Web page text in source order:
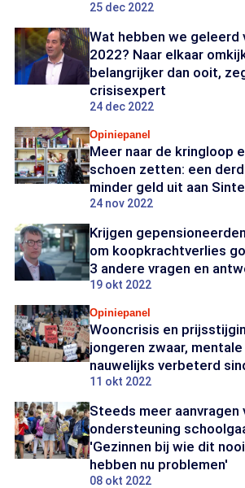
25 dec 2022
Wat hebben we geleerd
2022? Naar elkaar
belangrijker dan ooit,
crisisexpert
24 dec 2022
Opiniepanel
Meer naar de kringloop
schoen zetten: een
minder geld uit aan
24 nov 2022
Krijgen
om koopkrachtverlies
3 andere vragen en
19 okt 2022
Opiniepanel
Wooncrisis en
jongeren zwaar,
nauwelijks verbeterd
11 okt 2022
Steeds meer aanvragen
ondersteuning
'Gezinnen bij wie dit
hebben nu problemen'
08 okt 2022